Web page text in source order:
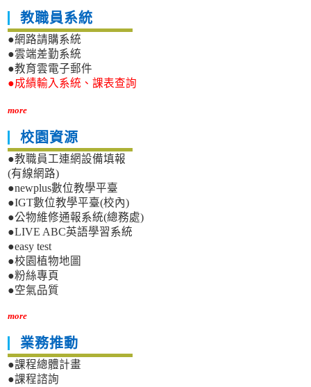
教職員系統
●網路請購系統
●雲端差勤系統
●教育雲電子郵件
●成績輸入系統、課表查詢
more
校園資源
●教職員工連網設備填報
(有線網路)
●newplus數位教學平臺
●IGT數位教學平臺(校內)
●公物維修通報系統(總務處)
●LIVE ABC英語學習系統
●easy test
●校園植物地圖
●粉絲專頁
●空氣品質
more
業務推動
●課程總體計畫
●課程諮詢